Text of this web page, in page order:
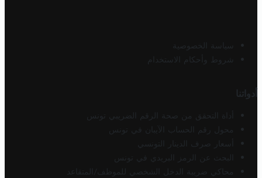
سياسة الخصوصية
شروط وأحكام الاستخدام
أدواتنا
أداة التحقق من صحة الرقم الضريبي تونس
محول رقم الحساب الآيبان في تونس
أسعار صرف الدينار التونسي
البحث عن الرمز البريدي في تونس
محاكي ضريبة الدخل الشخصي للموظف/المتقاعد